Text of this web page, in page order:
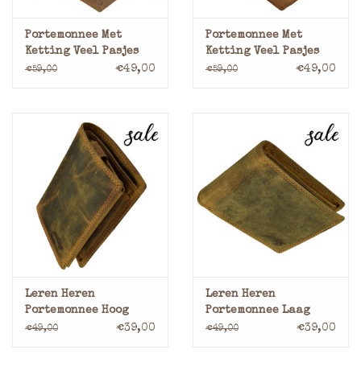
Portemonnee Met
Ketting Veel Pasjes
Leer Gevoerd Laag
€59,00 €49,00
Portemonnee Met
Ketting Veel Pasjes
Leer Gevoerd Hoog
€59,00 €49,00
Leren Heren
Portemonnee Hoog
Model met RFID
€49,00 €39,00
Leren Heren
Portemonnee Laag
Model met RFID
€49,00 €39,00